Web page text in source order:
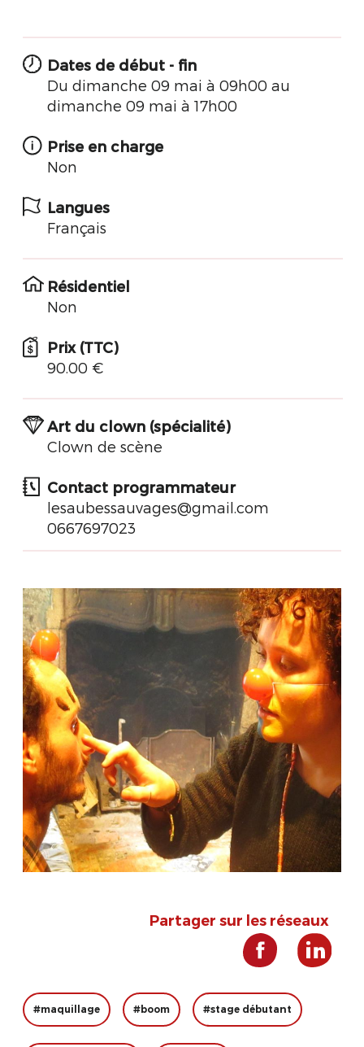
Dates de début - fin
Du dimanche 09 mai à 09h00 au
dimanche 09 mai à 17h00
Prise en charge
Non
Langues
Français
Résidentiel
Non
Prix (TTC)
90.00 €
Art du clown (spécialité)
Clown de scène
Contact programmateur
lesaubessauvages@gmail.com
0667697023
Partager sur les réseaux
#maquillage #boom #stage débutant